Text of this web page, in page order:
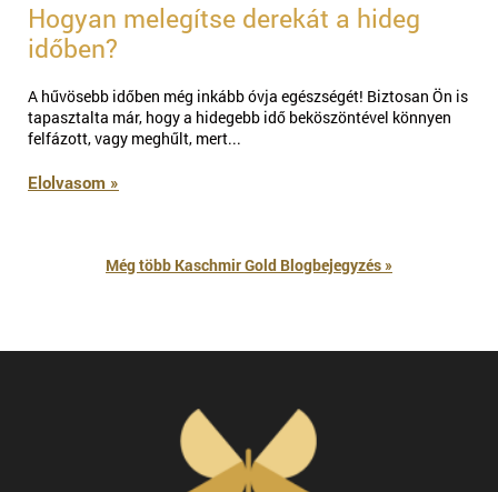
Hogyan melegítse derekát a hideg
időben?
​​A hűvösebb időben még inkább óvja egészségét! Biztosan Ön is
tapasztalta már, hogy a hidegebb idő beköszöntével könnyen
felfázott, vagy meghűlt, mert...
Elolvasom »
Még több Kaschmir Gold Blogbejegyzés »